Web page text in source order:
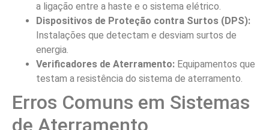
a ligação entre a haste e o sistema elétrico.
Dispositivos de Proteção contra Surtos (DPS):
Instalações que detectam e desviam surtos de
energia.
Verificadores de Aterramento: Equipamentos que
testam a resistência do sistema de aterramento.
Erros Comuns em Sistemas